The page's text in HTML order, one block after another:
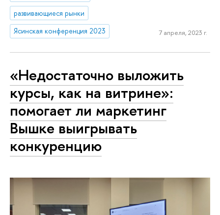
развивающиеся рынки
Ясинская конференция 2023
7 апреля, 2023 г.
«Недостаточно выложить
курсы, как на витрине»:
помогает ли маркетинг
Вышке выигрывать
конкуренцию